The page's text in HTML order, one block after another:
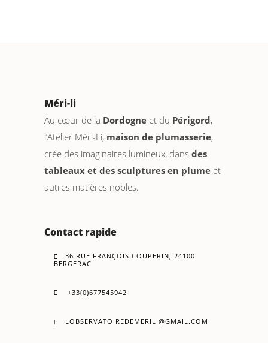
Méri-li
Au cœur de la Dordogne et du Périgord,
l’Atelier Méri-Li, maison de plumasserie,
crée des imaginaires lumineux, dans des
tableaux et des sculptures en plume et
autres matières nobles.
Contact rapide
36 RUE FRANÇOIS COUPERIN, 24100
BERGERAC
+33(0)677545942
LOBSERVATOIREDEMERILI@GMAIL.COM